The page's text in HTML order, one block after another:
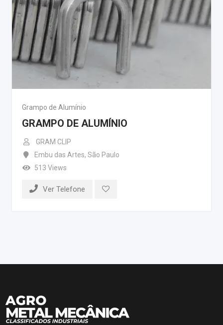
Grampo de Alumínio
GRAMPO DE ALUMÍNIO
GRAM CLIP
Embu das Artes, São Paulo
513 Views
Ver Telefone